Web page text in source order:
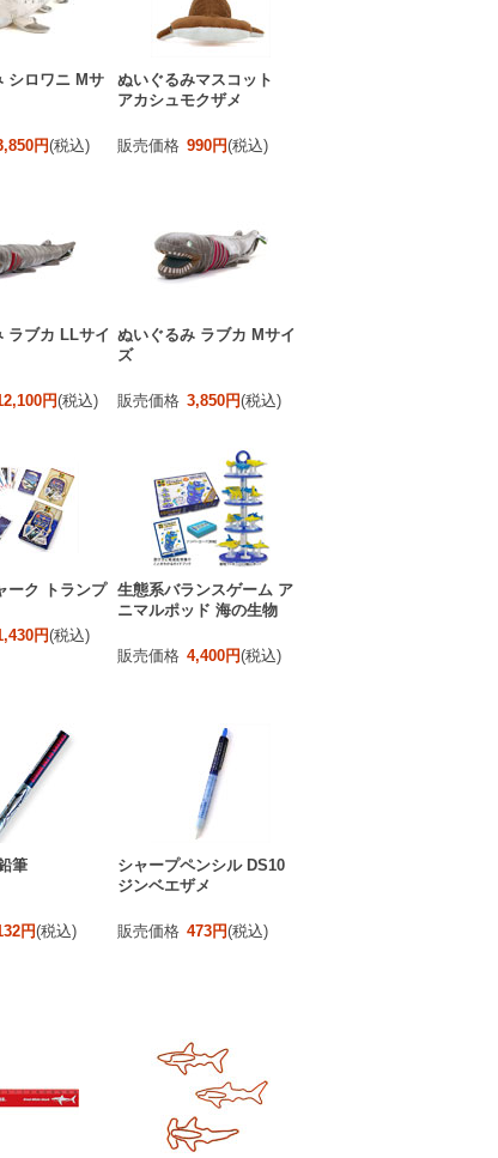
シロワニ Mサ
円(税込)
ぬいぐるみマスコット
アカシュモクザメ
販売価格 990円(税込)
ラブカ LLサイ
円(税込)
ぬいぐるみ ラブカ Mサイ
ズ
販売価格 3,850円(税込)
ーク トランプ
円(税込)
生態系バランスゲーム ア
ニマルポッド 海の生物
販売価格 4,400円(税込)
筆
円(税込)
シャープペンシル DS10
ジンベエザメ
販売価格 473円(税込)